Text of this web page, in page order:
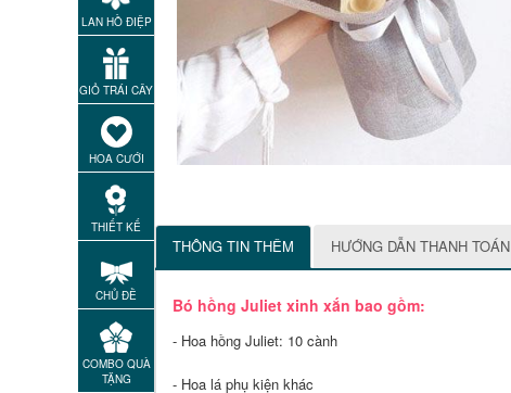
LAN HỒ ĐIỆP
GIỎ TRÁI CÂY
HOA CƯỚI
THIẾT KẾ
CHỦ ĐỀ
COMBO QUÀ
TẶNG
THÔNG TIN THÊM HƯỚNG DẪN THANH TOÁN
Bó hồng Juliet xinh xắn bao gồm:
- Hoa hồng Juliet: 10 cành
- Hoa lá phụ kiện khác